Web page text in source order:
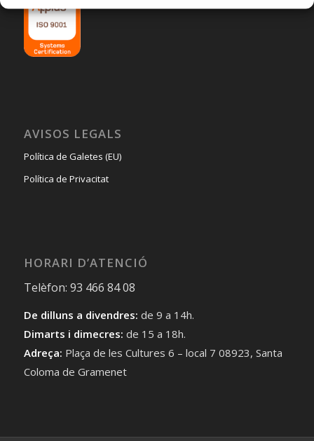
AVISOS LEGALS
Política de Galetes (EU)
Política de Privacitat
HORARI D’ATENCIÓ
Telèfon: 93 466 84 08
De dilluns a divendres: de 9 a 14h.
Dimarts i dimecres: de 15 a 18h.
Adreça: Plaça de les Cultures 6 – local 7 08923, Santa
Coloma de Gramenet